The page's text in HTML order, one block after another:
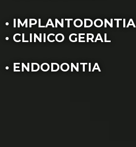
• IMPLANTODONTIA
• CLINICO GERAL
• ENDODONTIA